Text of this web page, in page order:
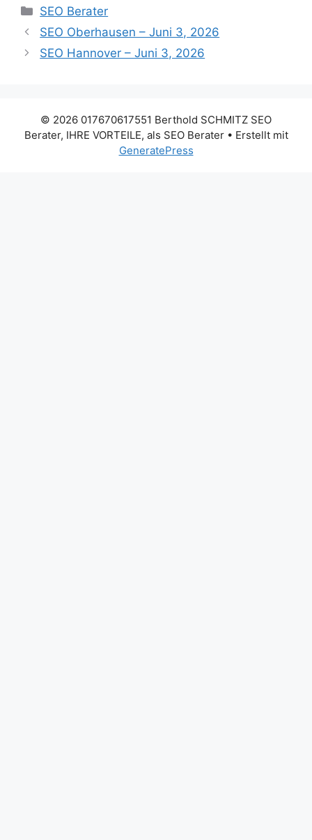
Kategorien
SEO Berater
SEO Oberhausen – Juni 3, 2026
SEO Hannover – Juni 3, 2026
© 2026 017670617551 Berthold SCHMITZ SEO
Berater, IHRE VORTEILE, als SEO Berater• Erstellt mit
GeneratePress